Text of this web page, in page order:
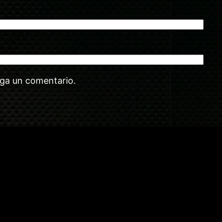
un comentario.